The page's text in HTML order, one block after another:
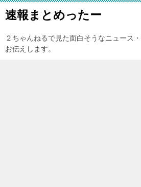
速報まとめったー
２ちゃんねるで見た面白そうなニュース
お伝えします。